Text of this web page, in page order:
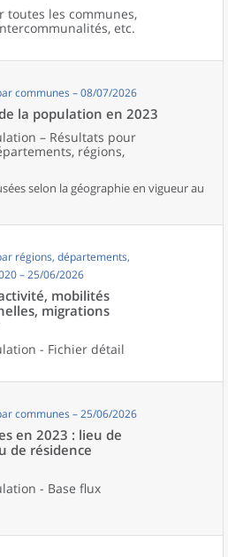
toutes les communes,
etc.
communes – 08/07/2026
la population en 2023
– Résultats pour
régions,
selon la géographie en vigueur au
régions, départements,
– 25/06/2026
mobilités
migrations
- Fichier détail
communes – 25/06/2026
en 2023 : lieu de
de résidence
- Base flux